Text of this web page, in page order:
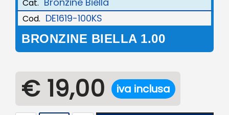
Cat.
Cod. DE1619-100KS
BRONZINE BIELLA 1.00
€ 19,00 iva inclusa